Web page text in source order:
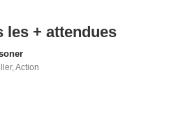
les + attendues
,Action